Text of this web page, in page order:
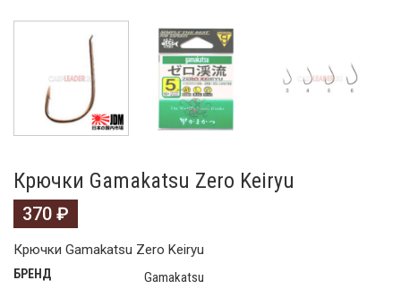
Крючки Gamakatsu Zero Keiryu
370 ₽
Крючки Gamakatsu Zero Keiryu
БРЕНД Gamakatsu